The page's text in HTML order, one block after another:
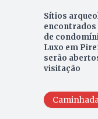
Sítios
encontrados
de
Luxo em
serão
visitação